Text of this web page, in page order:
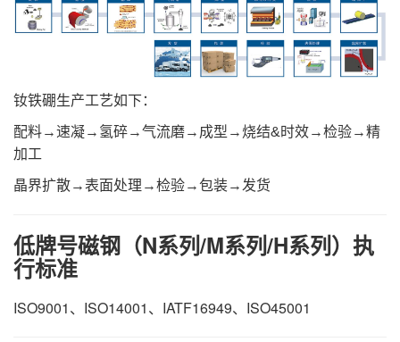
钕铁硼生产工艺如下：
配料→速凝→氢碎→气流磨→成型→烧结&时效→检验→精
加工
晶界扩散→表面处理→检验→包装→发货
低牌号磁钢（N系列/M系列/H系列）执
行标准
ISO9001、ISO14001、IATF16949、ISO45001